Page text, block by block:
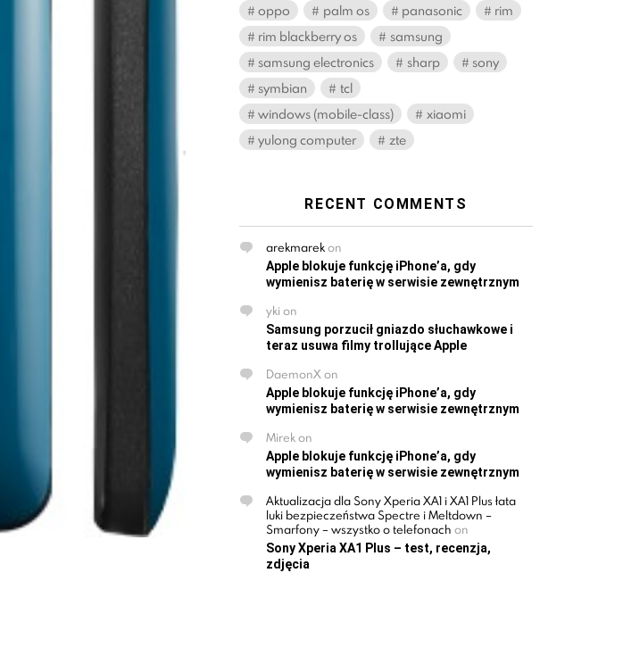
oppo
palm os panasonic
rim
rim blackberry os
samsung
samsung electronics
sharp
sony
symbian
tcl
windows (mobile-class)
xiaomi
yulong computer
zte
RECENT COMMENTS
arekmarekon
Apple blokuje funkcję iPhone’a, gdy
wymienisz baterię w serwisie zewnętrznym
yki on
Samsung porzucił gniazdo słuchawkowe i
teraz usuwa filmy trollujące Apple
DaemonXon
Apple blokuje funkcję iPhone’a, gdy
wymienisz baterię w serwisie zewnętrznym
Mirekon
Apple blokuje funkcję iPhone’a, gdy
wymienisz baterię w serwisie zewnętrznym
Aktualizacja dla Sony Xperia XA1 i XA1 Plus łata
luki bezpieczeństwa Spectre i Meltdown –
Smarfony – wszystko o telefonach on
Sony Xperia XA1 Plus – test, recenzja,
zdjęcia